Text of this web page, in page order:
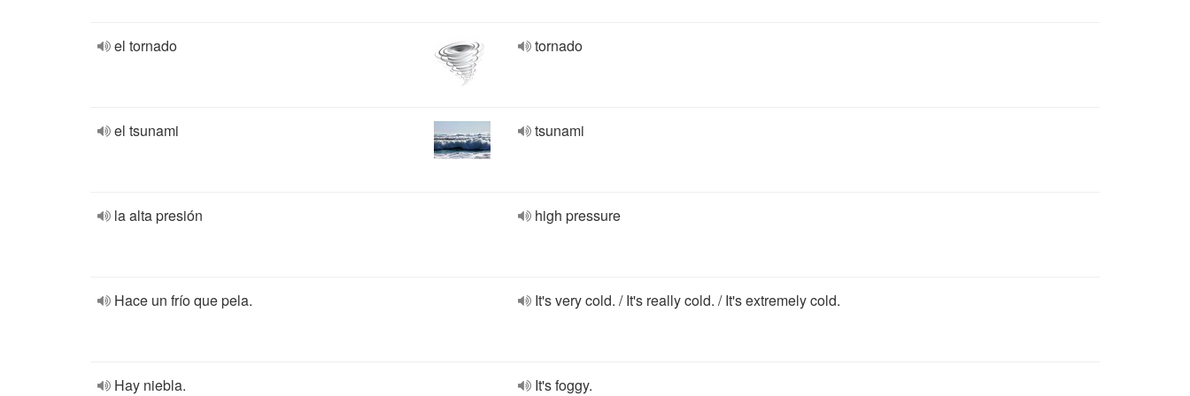
el tornado tornado
el tsunami tsunami
la alta presión high pressure
Hace un frío que pela. It's very cold. / It's really cold. / It's extremely cold.
Hay niebla. It's foggy.